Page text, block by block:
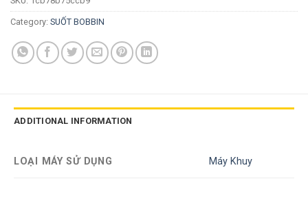
Category: SUỐT BOBBIN
ADDITIONAL INFORMATION
LOẠI MÁY SỬ DỤNG Máy Khuy